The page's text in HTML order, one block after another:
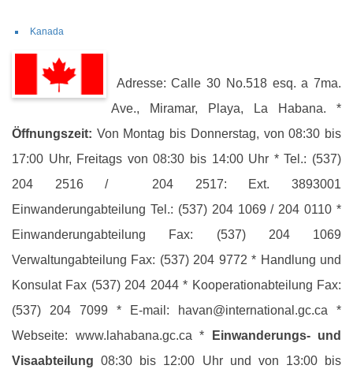
Kanada
Adresse: Calle 30 No.518 esq. a 7ma.
Ave., Miramar, Playa, La Habana. *
Öffnungszeit: Von Montag bis Donnerstag, von 08:30 bis
17:00 Uhr, Freitags von 08:30 bis 14:00 Uhr * Tel.: (537)
204 2516 / 204 2517: Ext. 3893001
Einwanderungabteilung Tel.: (537) 204 1069 / 204 0110 *
Einwanderungabteilung Fax: (537) 204 1069
Verwaltungabteilung Fax: (537) 204 9772 * Handlung und
Konsulat Fax (537) 204 2044 * Kooperationabteilung Fax:
(537) 204 7099 * E-mail: havan@international.gc.ca *
Webseite: www.lahabana.gc.ca *
Einwanderungs- und
Visaabteilung08:30 bis 12:00 Uhr und von 13:00 bis